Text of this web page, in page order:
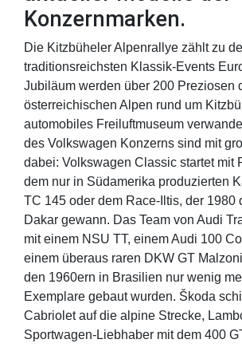
Konzernmarken.
Die Kitzbüheler Alpenrallye zählt zu
traditionsreichsten Klassik-Events
Jubiläum werden über 200 Preziosen
österreichischen Alpen rund um
automobiles Freiluftmuseum
des Volkswagen Konzerns sind mit
dabei: Volkswagen Classic startet mit
dem nur in Südamerika produzierten
TC 145 oder dem Race-Iltis, der 1980
Dakar gewann. Das Team von Audi
mit einem NSU TT, einem Audi 100
einem überaus raren DKW GT
den 1960ern in Brasilien nur wenig
Exemplare gebaut wurden. Škoda
Cabriolet auf die alpine Strecke,
Sportwagen-Liebhaber mit dem 400